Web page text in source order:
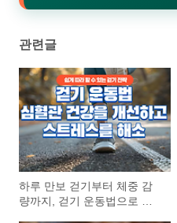
관련글
하루 만보 걷기부터 체중 감
량까지, 걷기 운동법으로 심